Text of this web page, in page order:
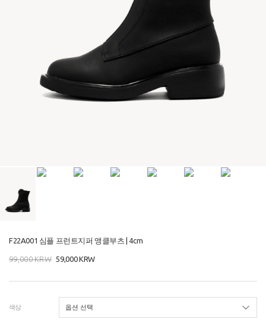
F22A001 심플 프런트지퍼 앵클부츠 | 4cm
99,000KRW 59,000KRW
색상